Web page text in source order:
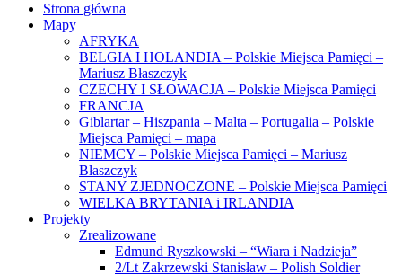
Strona główna
Mapy
AFRYKA
BELGIA I HOLANDIA – Polskie Miejsca Pamięci –
Mariusz Błaszczyk
CZECHY I SŁOWACJA – Polskie Miejsca Pamięci
FRANCJA
Giblartar – Hiszpania – Malta – Portugalia – Polskie
Miejsca Pamięci – mapa
NIEMCY – Polskie Miejsca Pamięci – Mariusz
Błaszczyk
STANY ZJEDNOCZONE – Polskie Miejsca Pamięci
WIELKA BRYTANIA i IRLANDIA
Projekty
Zrealizowane
Edmund Ryszkowski – “Wiara i Nadzieja”
2/Lt Zakrzewski Stanisław – Polish Soldier